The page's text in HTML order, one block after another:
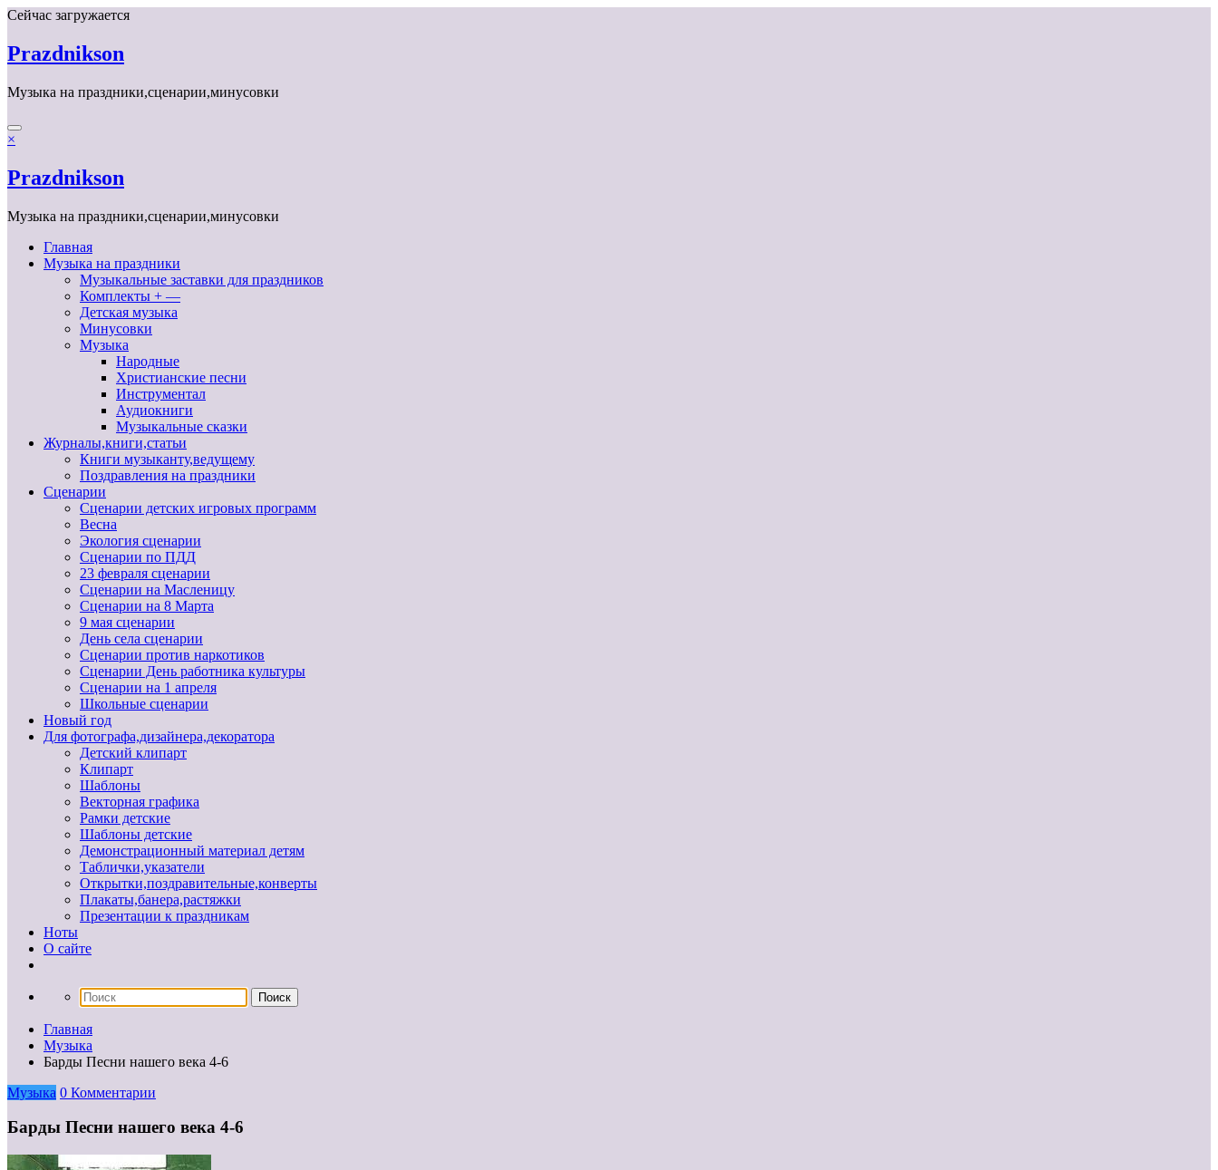
Перейти
содержимому
Сейчас загружается
Prazdnikson
Музыка на праздники,сценарии,минусовки
×
Prazdnikson
Музыка на праздники,сценарии,минусовки
Главная
Музыка на праздники
Музыкальные заставки для праздников
Комплекты + —
Детская музыка
Минусовки
Музыка
Народные
Христианские песни
Инструментал
Аудиокниги
Музыкальные сказки
Журналы,книги,статьи
Книги музыканту,ведущему
Поздравления на праздники
Сценарии
Сценарии детских игровых программ
Весна
Экология сценарии
Сценарии по ПДД
23 февраля сценарии
Сценарии на Масленицу
Сценарии на 8 Марта
9 мая сценарии
День села сценарии
Сценарии против наркотиков
Сценарии День работника культуры
Сценарии на 1 апреля
Школьные сценарии
Новый год
Для фотографа,дизайнера,декоратора
Детский клипарт
Клипарт
Шаблоны
Векторная графика
Рамки детские
Шаблоны детские
Демонстрационный материал детям
Таблички,указатели
Открытки,поздравительные,конверты
Плакаты,банера,растяжки
Презентации к праздникам
Ноты
О сайте
Главная
Музыка
Барды Песни нашего века 4-6
Музыка 0 Комментарии
Барды Песни нашего века 4-6